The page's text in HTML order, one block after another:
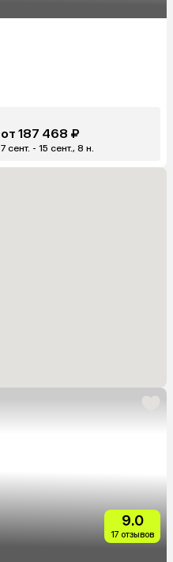
от 187 468 ₽
7 сент. - 15 сент., 8 н.
9.0
17 отзывов